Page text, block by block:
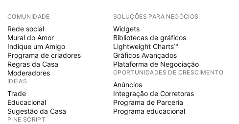
COMUNIDADE
Rede social
Mural do Amor
Indique um Amigo
Programa de criadores
Regras da Casa
Moderadores
IDEIAS
Trade
Educacional
Sugestão da Casa
PINE SCRIPT
SOLUÇÕES PARA NEGÓCIOS
Widgets
Bibliotecas de gráficos
Lightweight Charts™
Gráficos Avançados
Plataforma de Negociação
OPORTUNIDADES DE CRESCIMENTO
Anúncios
Integração de Corretoras
Programa de Parceria
Programa educacional